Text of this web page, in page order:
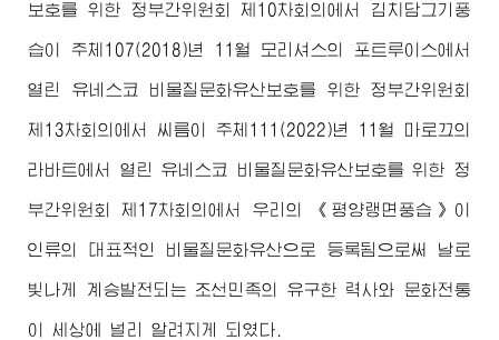
보호를 위한 정부간위원회 제10차회의에서 김치담그기풍
습이 주체107(2018)년 11월 모리셔스의 포트루이스에서
열린 유네스코 비물질문화유산보호를 위한 정부간위원회
제13차회의에서 씨름이 주체111(2022)년 11월 마로끄의
라바트에서 열린 유네스코 비물질문화유산보호를 위한 정
부간위원회 제17차회의에서 우리의 《평양랭면풍습》이
인류의 대표적인 비물질문화유산으로 등록됨으로써 날로
빛나게 계승발전되는 조선민족의 유구한 력사와 문화전통
이 세상에 널리 알려지게 되였다.